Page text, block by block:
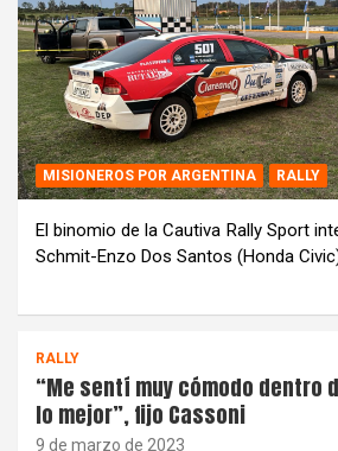
MISIONEROS POR ARGENTINA RALLY
El binomio de la Cautiva Rally Sport
Schmit-Enzo Dos Santos (Honda
RALLY
“Me sentí muy cómodo dentro
lo mejor”, fijo Cassoni
9 de marzo de 2023